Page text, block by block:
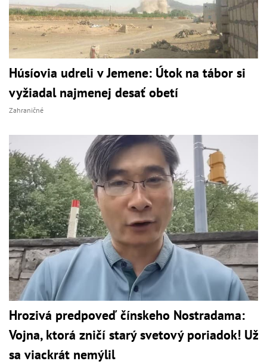
Húsíovia udreli v Jemene: Útok na tábor si
vyžiadal najmenej desať obetí
Zahraničné
Hrozivá predpoveď čínskeho Nostradama:
Vojna, ktorá zničí starý svetový poriadok! Už
sa viackrát nemýlil